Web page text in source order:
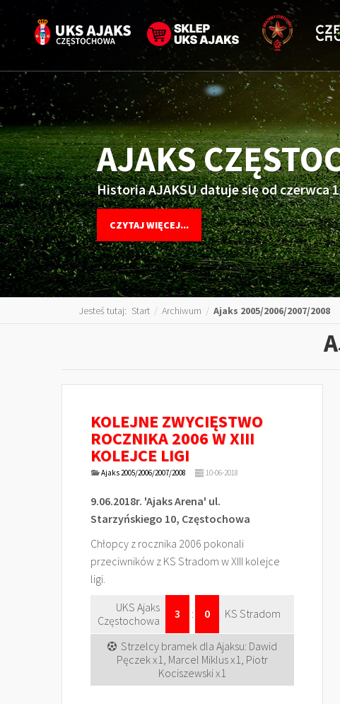
AJAKS
Historia AJAKSU datuje się od czerwca
CZYTAJ WIĘCEJ...
Jesteś tutaj: Start / Archiwum / Ajaks 2005/2006/2007/2008
KOLEJNE ZWYCIĘSTWO
ROCZNIKA 2006 W XIII
KOLEJCE LIGI
Ajaks 2005/2006/2007/2008 10-06-2018
9.06.2018r. 'Ajaks Arena' ul.
Starzyńskiego 10, Częstochowa
Chłopcy z rocznika 2006 pokonali
przeciwników z KS Stradom w XIII kolejce
ligi.
UKS Ajaks
Częstochowa
3 : 0 KS Stradom
Strzelcy bramek dla Ajaksu: Dawid
Pęczek x1, Marcel Miklus x1, Piotr
Kociszewski x1